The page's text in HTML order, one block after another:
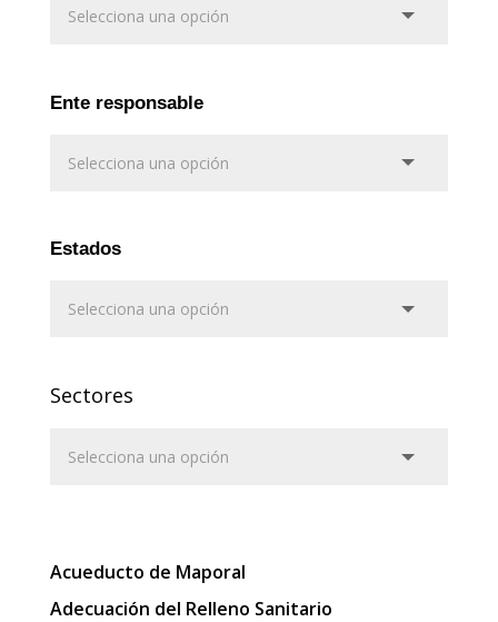
Ente responsable
Estados
Sectores
Acueducto de Maporal
Adecuación del Relleno Sanitario